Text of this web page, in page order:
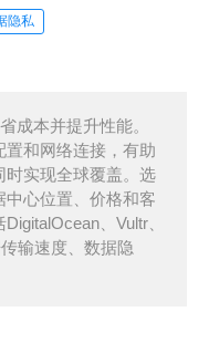
隐私
成本并提升性能。
和网络连接，有助
时实现全球覆盖。选
心位置、价格和客
、Vultr、
输速度、数据隐